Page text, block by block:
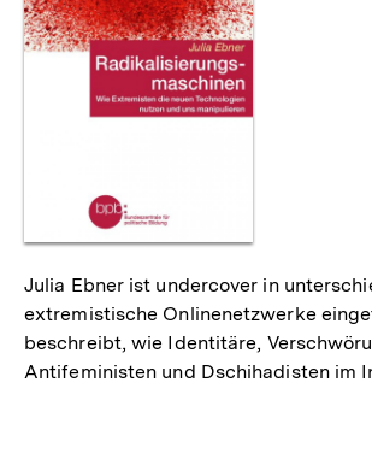
Julia Ebner ist undercover in
extremistische Onlinenetzwerke
beschreibt, wie Identitäre,
Antifeministen und Dschihadisten im